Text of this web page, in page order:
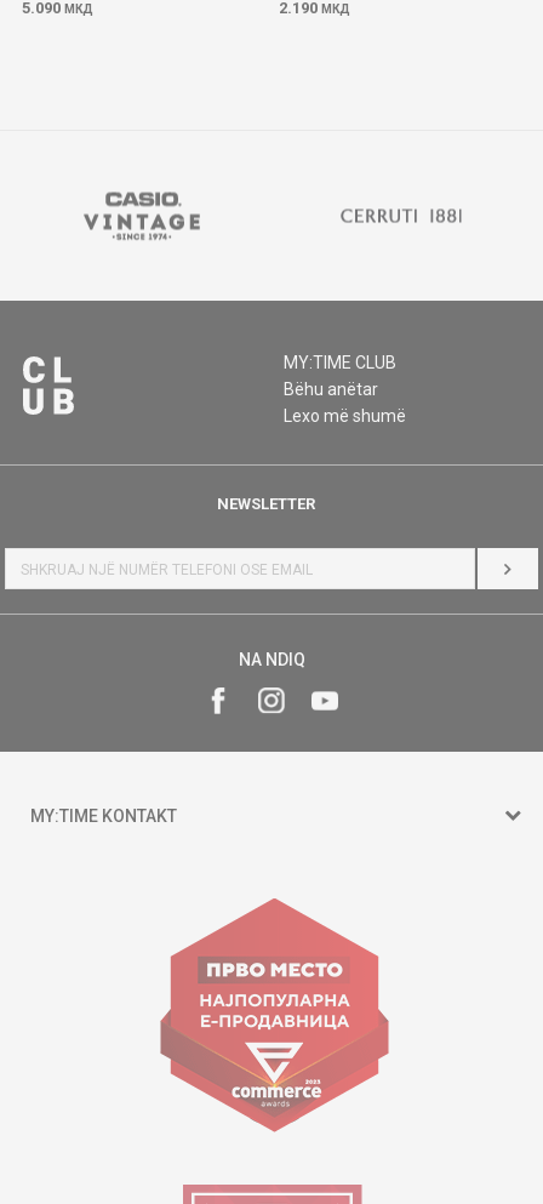
5.090 МКД 2.190 МКД
MY:TIME CLUB
Bëhu anëtar
Lexo më shumë
NEWSLETTER
HYR
NA NDIQ
MY:TIME KONTAKT
Goce Nikolovski 74 Shkup
contact@mytime.mk
Orari i punës:
09:00 - 17:00